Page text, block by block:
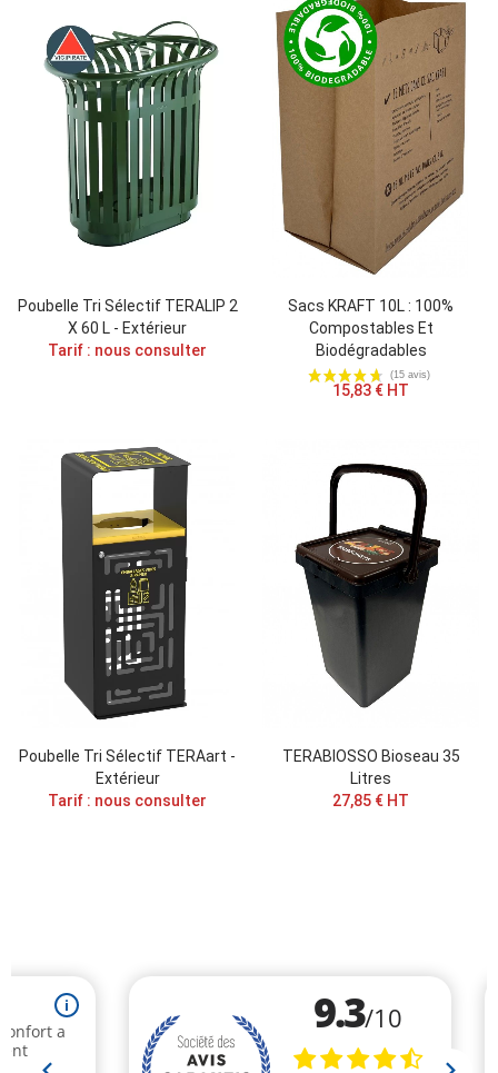
TERFACE : notre engagement RSE
Lumière sur notre politique de responsabilité sociétale
Poubelle Tri Sélectif TERALIP 2
X 60 L - Extérieur
Tarif : nous consulter
Sacs KRAFT 10L : 100%
Compostables Et
Biodégradables
15,83 € HT
Poubelle Tri Sélectif TERAart -
Extérieur
Tarif : nous consulter
TERABIOSSO Bioseau 35
Litres
27,85 € HT